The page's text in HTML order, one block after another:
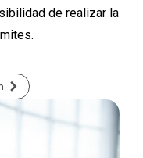
de realizar la